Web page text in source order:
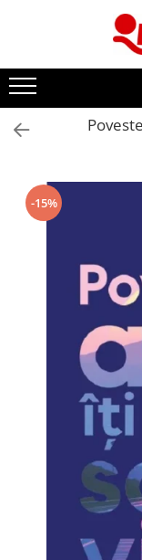
Artă și Enciclopedii
Beletristică
Cărți pentru copii
Cărți pentru tineri
Dezvoltare Personală
Diete și Fitness
Familie și Cuplu
Hobby și
Istorie și Civilizații
Istorie și Conspirații
Manuale și Dicționare
Medicină și Sănătate
Practic. Casă și
-15%